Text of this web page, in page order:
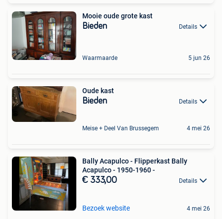
Mooie oude grote kast
Bieden Details
Waarmaarde 5 jun 26
Oude kast
Bieden Details
Meise + Deel Van Brussegem 4 mei 26
Bally Acapulco - Flipperkast Bally
Acapulco - 1950-1960 -
€ 333,00 Details
Bezoek website 4 mei 26